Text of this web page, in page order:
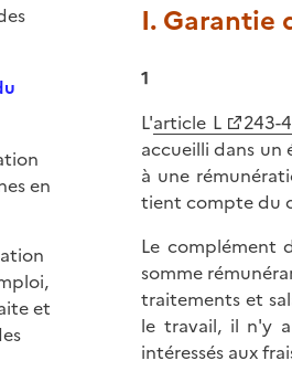
en
et
I. Garantie
1
L'article L 243-4
accueilli dans un
à une
tient compte du
Le complément
somme
traitements et
le travail, il n'y
intéressés aux